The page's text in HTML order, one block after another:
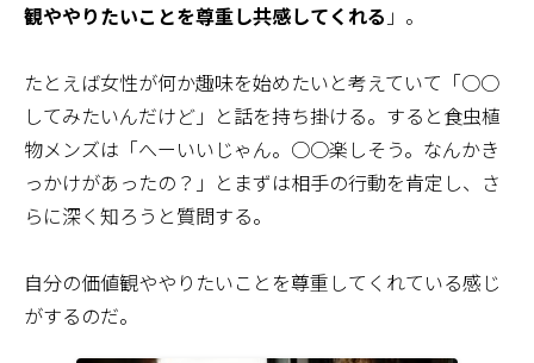
観ややりたいことを尊重し共感してくれる 」。
たとえば女性が何か趣味を始めたいと考えていて「○○
してみたいんだけど」と話を持ち掛ける。すると食虫植
物メンズは「へーいいじゃん。○○楽しそう。なんかき
っかけがあったの？」とまずは相手の行動を肯定し、さ
らに深く知ろうと質問する。
自分の価値観ややりたいことを尊重してくれている感じ
がするのだ。